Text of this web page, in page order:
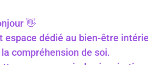
👋
espace dédié au bien-être
compréhension de soi.